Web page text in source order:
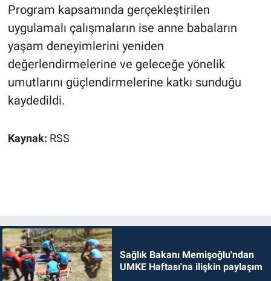
Program kapsamında gerçekleştirilen
uygulamalı çalışmaların ise anne babaların
yaşam deneyimlerini yeniden
değerlendirmelerine ve geleceğe yönelik
umutlarını güçlendirmelerine katkı sunduğu
kaydedildi.
Kaynak: RSS
Sağlık Bakanı Memişoğlu'ndan
UMKE Haftası'na ilişkin paylaşım